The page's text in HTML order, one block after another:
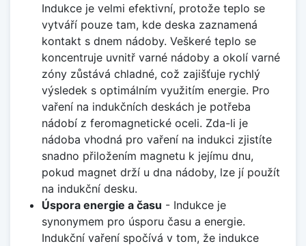
Indukce je velmi efektivní, protože teplo se
vytváří pouze tam, kde deska zaznamená
kontakt s dnem nádoby. Veškeré teplo se
koncentruje uvnitř varné nádoby a okolí varné
zóny zůstává chladné, což zajišťuje rychlý
výsledek s optimálním využitím energie. Pro
vaření na indukčních deskách je potřeba
nádobí z feromagnetické oceli. Zda-li je
nádoba vhodná pro vaření na indukci zjistíte
snadno přiložením magnetu k jejímu dnu,
pokud magnet drží u dna nádoby, lze jí použít
na indukční desku.
Úspora energie a času - Indukce je
synonymem pro úsporu času a energie.
Indukční vaření spočívá v tom, že indukce